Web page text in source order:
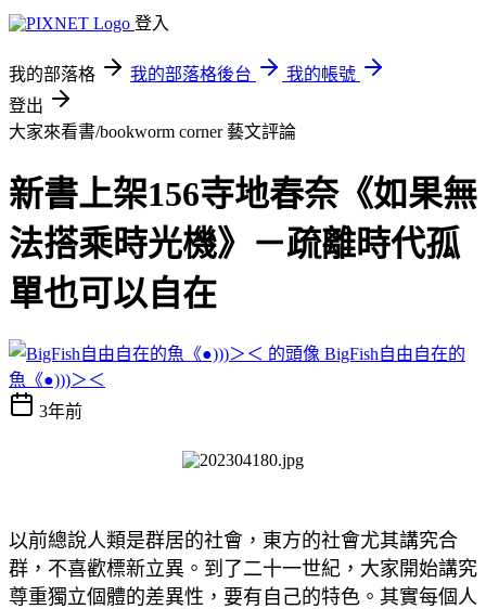
登入
我的部落格 我的部落格後台
我的帳號
登出
大家來看書/bookworm corner藝文評論
新書上架156寺地春奈《如果無
法搭乘時光機》－疏離時代孤
單也可以自在
BigFish自由自在的
魚《●)))＞＜
3年前
以前總說人類是群居的社會，東方的社會尤其講究合
群，不喜歡標新立異。到了二十一世紀，大家開始講究
尊重獨立個體的差異性，要有自己的特色。其實每個人